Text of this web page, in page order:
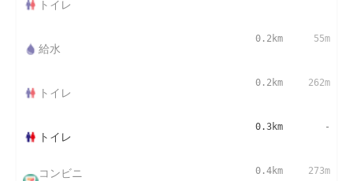
トイレ
給水
0.2km 55m
トイレ
0.2km 262m
トイレ
0.3km -
コンビニ 0.4km 273m